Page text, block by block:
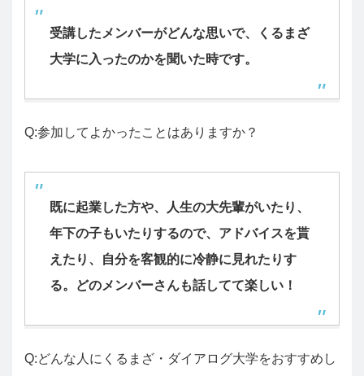
受講したメンバーがどんな思いで、くるまざ
大学に入ったのかを聞いた時です。
Q:参加してよかったことはありますか？
既に起業した方や、人生の大先輩がいたり、
年下の子もいたりするので、アドバイスを貰
えたり、自分を客観的に冷静に見れたりす
る。どのメンバーさんも話してて楽しい！
Q:どんな人にくるまざ・ダイアログ大学をおすすめし